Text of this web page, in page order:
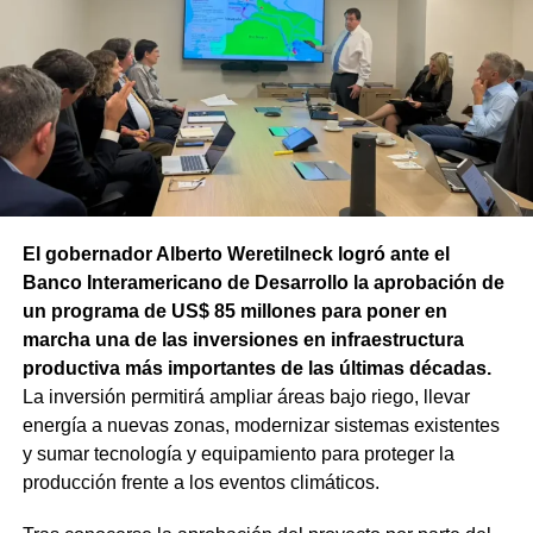
técnico que definirá los tramos de la Ruta Nacional N°
151 donde se aplicarán 5.000 toneladas de mezcla
asfáltica en caliente, una obra destinada a recuperar los
sectores más deteriorados y mejorar las condiciones de
transitabilidad.
El gobernador Alberto Weretilneck logró ante el
Banco Interamericano de Desarrollo la aprobación de
un programa de US$ 85 millones para poner en
marcha una de las inversiones en infraestructura
productiva más importantes de las últimas décadas.
La inversión permitirá ampliar áreas bajo riego, llevar
energía a nuevas zonas, modernizar sistemas existentes
y sumar tecnología y equipamiento para proteger la
producción frente a los eventos climáticos.